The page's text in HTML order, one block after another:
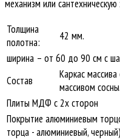
механизм или сантехническую
Толщина
полотна:
42 мм.
ширина – от 60 до 90 см с
Состав
Каркас
массивом сосны.
Плиты МДФ с 2х сторон
Покрытие алюминиевым
торца - алюминиевый,